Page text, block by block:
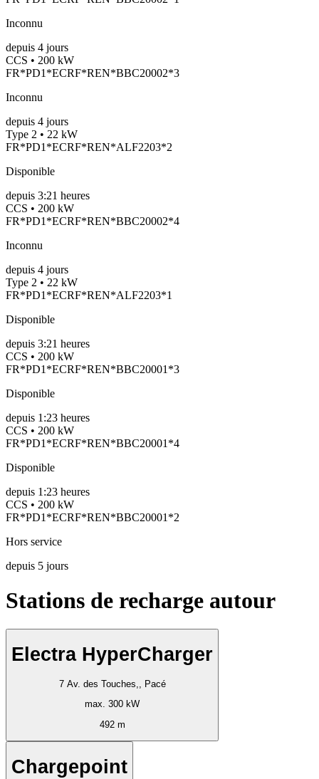
Inconnu
depuis 4 jours
CCS • 200 kW
FR*PD1*ECRF*REN*BBC20002*3
Inconnu
depuis 4 jours
Type 2 • 22 kW
FR*PD1*ECRF*REN*ALF2203*2
Disponible
depuis 3:21 heures
CCS • 200 kW
FR*PD1*ECRF*REN*BBC20002*4
Inconnu
depuis 4 jours
Type 2 • 22 kW
FR*PD1*ECRF*REN*ALF2203*1
Disponible
depuis 3:21 heures
CCS • 200 kW
FR*PD1*ECRF*REN*BBC20001*3
Disponible
depuis 1:23 heures
CCS • 200 kW
FR*PD1*ECRF*REN*BBC20001*4
Disponible
depuis 1:23 heures
CCS • 200 kW
FR*PD1*ECRF*REN*BBC20001*2
Hors service
depuis 5 jours
Stations de recharge autour
Electra HyperCharger
7 Av. des Touches,, Pacé
max. 300 kW
492 m
Chargepoint